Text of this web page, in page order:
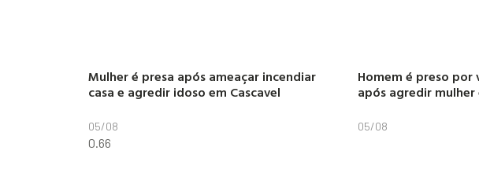
Mulher é presa após ameaçar incendiar
casa e agredir idoso em Cascavel
05/08
Homem é preso
após agredir mulher
05/08